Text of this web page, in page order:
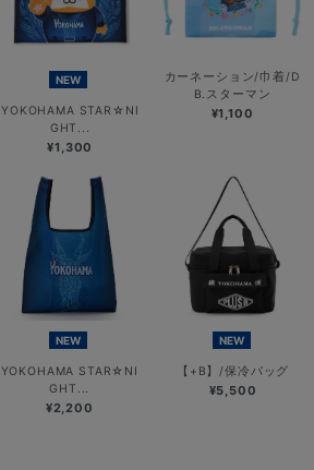
NEW
YOKOHAMA STAR☆NI
GHT...
¥1,300
カーネーション/巾着/D
B.スターマン
¥1,100
NEW
YOKOHAMA STAR☆NI
GHT...
¥2,200
NEW
【+B】/保冷バッグ
¥5,500